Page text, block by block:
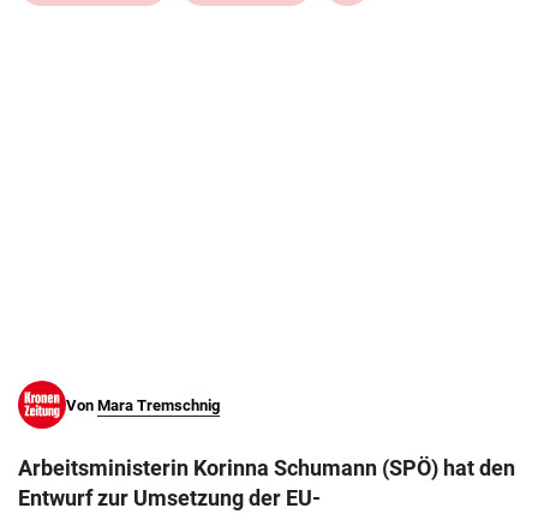
Von Mara Tremschnig
Arbeitsministerin Korinna Schumann (SPÖ) hat den
Entwurf zur Umsetzung der EU-